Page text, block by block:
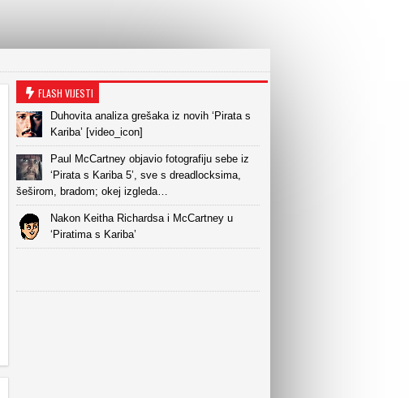
FLASH VIJESTI
Duhovita analiza grešaka iz novih ‘Pirata s
Kariba’ [video_icon]
Paul McCartney objavio fotografiju sebe iz
‘Pirata s Kariba 5’, sve s dreadlocksima,
šeširom, bradom; okej izgleda…
Nakon Keitha Richardsa i McCartney u
‘Piratima s Kariba’